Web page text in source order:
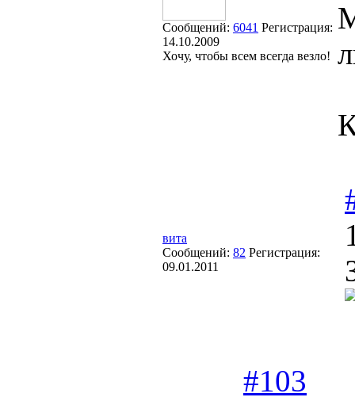
Сообщений: 6041 Регистрация:
14.10.2009
Хочу, чтобы всем всегда везло!
вита
Сообщений: 82 Регистрация:
09.01.2011
#103